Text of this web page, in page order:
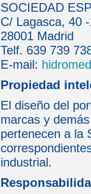
SOCIEDAD
C/ Lagasca, 40
28001 Madrid
Telf. 639 739
E-mail:
Propiedad
El diseño del
marcas y
pertenecen a la
industrial.